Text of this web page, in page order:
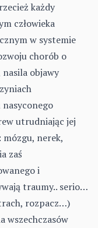
każdy
człowieka
w systemie
chorób o
objawy
utrudniając jej
nerek,
zaś
i
traumy.. serio…
rozpacz…)
wszechczasów